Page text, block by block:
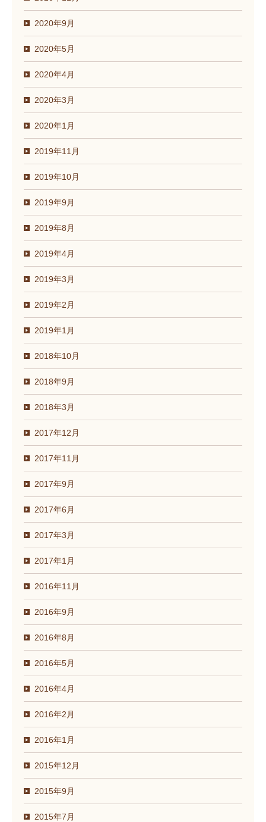
2020年9月
2020年5月
2020年4月
2020年3月
2020年1月
2019年11月
2019年10月
2019年9月
2019年8月
2019年4月
2019年3月
2019年2月
2019年1月
2018年10月
2018年9月
2018年3月
2017年12月
2017年11月
2017年9月
2017年6月
2017年3月
2017年1月
2016年11月
2016年9月
2016年8月
2016年5月
2016年4月
2016年2月
2016年1月
2015年12月
2015年9月
2015年7月